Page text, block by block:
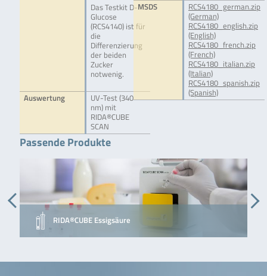
Das Testkit D-
Glucose
(RCS4140) ist für
die
Differenzierung
der beiden
Zucker
notwenig.
Auswertung
UV-Test (340
nm) mit
RIDA®CUBE
SCAN
MSDS
RCS4180_german.zip
(German)
RCS4180_english.zip
(English)
RCS4180_french.zip
(French)
RCS4180_italian.zip
(Italian)
RCS4180_spanish.zip
(Spanish)
Passende Produkte
RIDA®CUBE Essigsäure